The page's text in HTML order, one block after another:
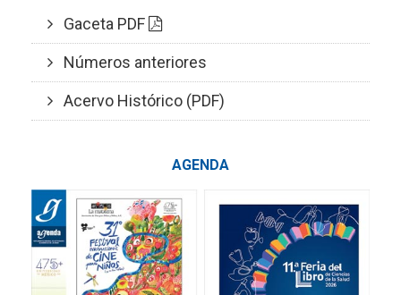
Gaceta PDF
Números anteriores
Acervo Histórico (PDF)
AGENDA